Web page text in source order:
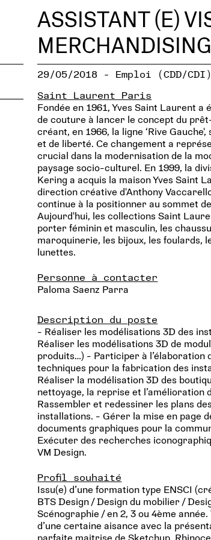
ASSISTANT (E)
29/05/2018 - Emploi (CDD/CDI)
Saint Laurent Paris
Fondée en 1961, Yves Saint Laurent
de couture à lancer le concept du
créant, en 1966, la ligne ‘Rive
et de liberté. Ce changement a
crucial dans la modernisation de la
paysage socio-culturel. En 1999, la
Kering a acquis la maison Yves Saint
direction créative d'Anthony
continue à la positionner au sommet
Aujourd'hui, les collections Saint
porter féminin et masculin, les
maroquinerie, les bijoux, les foulards,
lunettes.
Personne à contacter
Paloma Saenz Parra
Description du poste
- Réaliser les modélisations 3D des
Réaliser les modélisations 3D de
produits…) - Participer à l’élaboration
techniques pour la fabrication des
Réaliser la modélisation 3D des
nettoyage, la reprise et l’amélioration
Rassembler et redessiner les plans
installations. - Gérer la mise en page
documents graphiques pour la
Exécuter des recherches
VM Design.
Profil souhaité
Issu(e) d’une formation type ENSCI
BTS Design / Design du mobilier /
Scénographie / en 2, 3 ou 4ème
d’une certaine aisance avec la
parfaite maitrise de Sketchup,